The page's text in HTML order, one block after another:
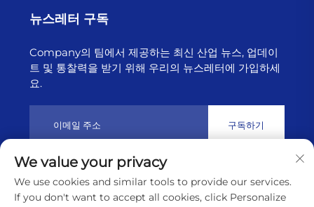
1. 0.18mm에서 0.25mm 사이의 초정밀 피치 인쇄
2. 완벽한 안정성과 높은 정확도
4. 요청 시 기타 크기나 기타 유형도 제공 가능
다양한 직분사 자동차 및 오토바이 엔진의 스로틀 위치
센서용으로 특별히 설계된 두꺼운 필름 회로 기판; 제품
뉴스레터 구독
Company의 팀에서 제공하는 최신 산업 뉴스, 업데이
트 및 통찰력을 받기 위해 우리의 뉴스레터에 가입하세
요.
구독하기
저작권 © 2025년 리ány운강 하이보른 테크놀로지 유한회사 소유
개인정보 보호정책
We value your privacy
We use cookies and similar tools to provide our services.
If you don't want to accept all cookies, click Personalize